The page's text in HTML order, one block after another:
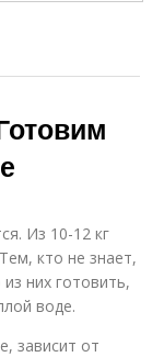
Из 10-12 кг
кто не знает,
них готовить,
воде.
зависит от